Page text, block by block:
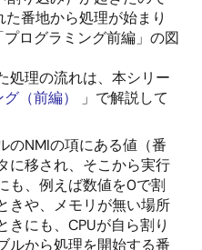
番地から処理が始まり
ログラミング前編」の図
処理の流れは、本シリー
（前編）
」で解説して
のNMIの項にある値（番
に移され、そこから実行
も、例えば数値を0で割
きや、メモリが無い場所
きにも、CPUが自ら割り
ルから処理を開始する番